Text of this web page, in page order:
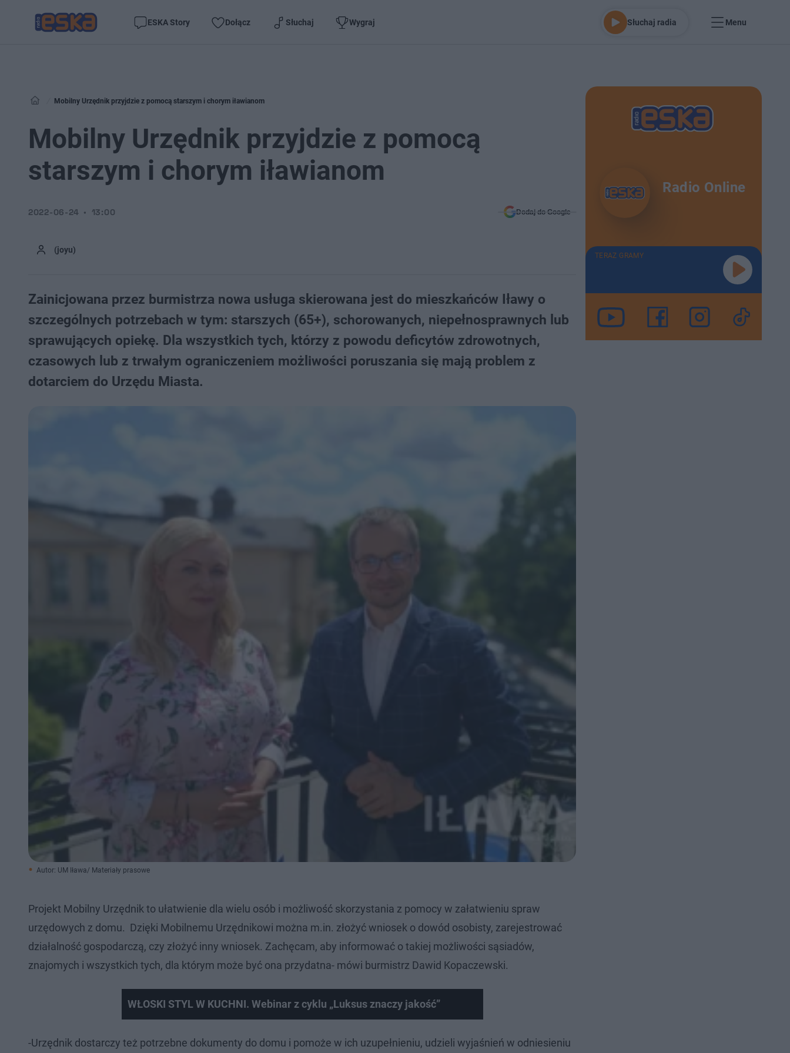
ESKA Story Dołącz Słuchaj Wygraj Słuchaj radia Menu
Mobilny Urzędnik przyjdzie z pomocą starszym i chorym iławianom
Mobilny Urzędnik przyjdzie z pomocą
starszym i chorym iławianom
(joyu)
2022-06-24 13:00 Dodaj do Google
Zainicjowana przez burmistrza nowa usługa skierowana jest do mieszkańców Iławy o
szczególnych potrzebach w tym: starszych (65+), schorowanych, niepełnosprawnych lub
sprawujących opiekę. Dla wszystkich tych, którzy z powodu deficytów zdrowotnych,
czasowych lub z trwałym ograniczeniem możliwości poruszania się mają problem z
dotarciem do Urzędu Miasta.
Autor: UM Iława/ Materiały prasowe
Projekt Mobilny Urzędnik to ułatwienie dla wielu osób i możliwość skorzystania z pomocy w załatwieniu spraw
urzędowych z domu. Dzięki Mobilnemu Urzędnikowi można m.in. złożyć wniosek o dowód osobisty, zarejestrować
działalność gospodarczą, czy złożyć inny wniosek. Zachęcam, aby informować o takiej możliwości sąsiadów,
znajomych i wszystkich tych, dla którym może być ona przydatna- mówi burmistrz Dawid Kopaczewski.
WŁOSKI STYL W KUCHNI. Webinar z cyklu „Luksus znaczy jakość”
-Urzędnik dostarczy też potrzebne dokumenty do domu i pomoże w ich uzupełnieniu, udzieli wyjaśnień w odniesieniu
Radio Online
TERAZ GRAMY